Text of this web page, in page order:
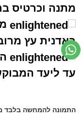
מתנה וכרטיס
באדנית עץ
עד ליעד
התמונה להמחשה בלבד